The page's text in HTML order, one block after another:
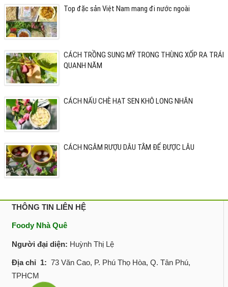
Top đặc sản Việt Nam mang đi nước ngoài
CÁCH TRỒNG SUNG MỸ TRONG THÙNG XỐP RA TRÁI
QUANH NĂM
CÁCH NẤU CHÈ HẠT SEN KHÔ LONG NHÃN
CÁCH NGÂM RƯỢU DÂU TẰM ĐỂ ĐƯỢC LÂU
THÔNG TIN LIÊN HỆ
Foody Nhà Quê
Người đại diện: Huỳnh Thị Lệ
Địa chỉ 1: 73 Văn Cao, P. Phú Thọ Hòa, Q. Tân Phú,
TPHCM